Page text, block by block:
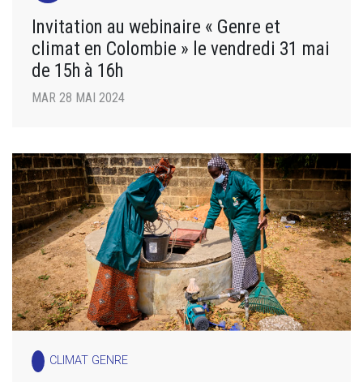
Invitation au webinaire « Genre et
climat en Colombie » le vendredi 31 mai
de 15h à 16h
MAR 28 MAI 2024
CLIMAT GENRE